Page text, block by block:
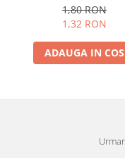
1,80 RON
1,32 RON
ADAUGA IN COS